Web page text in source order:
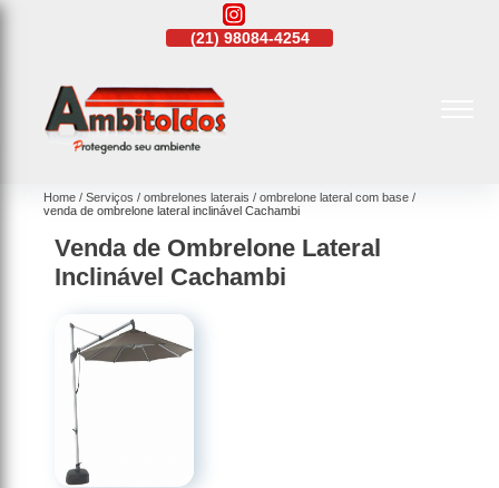
(21)98084-4254
Home Serviços ombrelones laterais
ombrelone lateral com base
venda de ombrelone lateral inclinável Cachambi
Venda de Ombrelone Lateral
Inclinável Cachambi